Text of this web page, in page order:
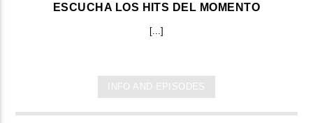
ESCUCHA LOS HITS DEL MOMENTO
[...]
INFO AND EPISODES